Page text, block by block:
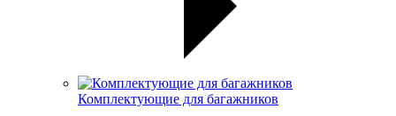
Комплектующие для багажников